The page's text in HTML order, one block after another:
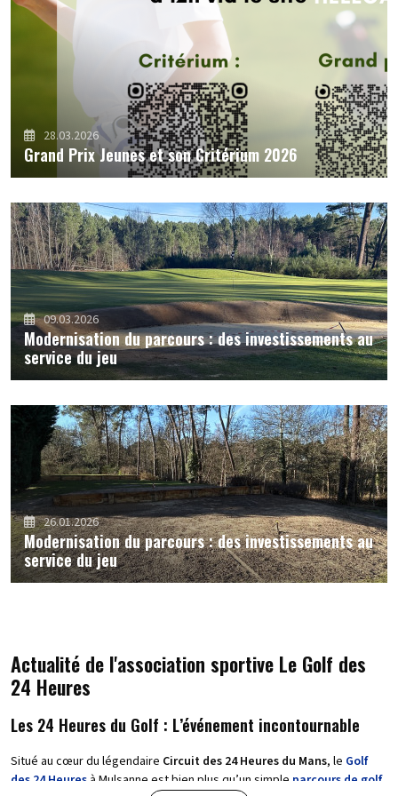
28.03.2026
Grand Prix Jeunes et son Critérium 2026
09.03.2026
Modernisation du parcours : des investissements au
service du jeu
26.01.2026
Modernisation du parcours : des investissements au
service du jeu
Actualité de l'association sportive Le Golf des
24 Heures
Les 24 Heures du Golf : L’événement incontournable
Situé au cœur du légendaire Circuit des 24 Heures du Mans, le Golf
des 24 Heures à Mulsanne est bien plus qu’un simple parcours de golf.